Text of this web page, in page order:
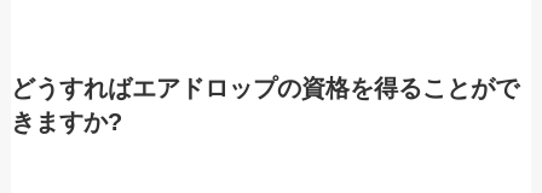
どうすればエアドロップの資格を得ることがで
きますか?